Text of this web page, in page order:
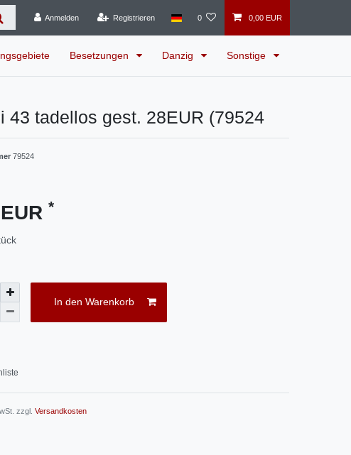
Anmelden Registrieren 0 0,00 EUR
Besetzungen Danzig Sonstige
43 tadellos gest. 28EUR (79524
79524
*
In den Warenkorb
zzgl. Versandkosten